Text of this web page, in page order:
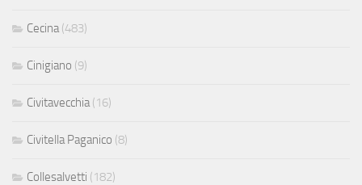
Cecina (483)
Cinigiano (9)
Civitavecchia (16)
Civitella Paganico (8)
Collesalvetti (182)